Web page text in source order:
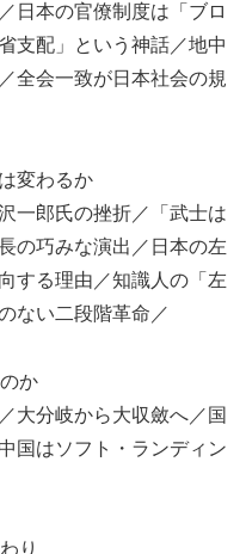
日本の官僚制度は「ブロ
支配」という神話／地中
全会一致が日本社会の規
変わるか
一郎氏の挫折／「武士は
の巧みな演出／日本の左
する理由／知識人の「左
ない二段階革命／
か
大分岐から大収斂へ／国
国はソフト・ランディン
り